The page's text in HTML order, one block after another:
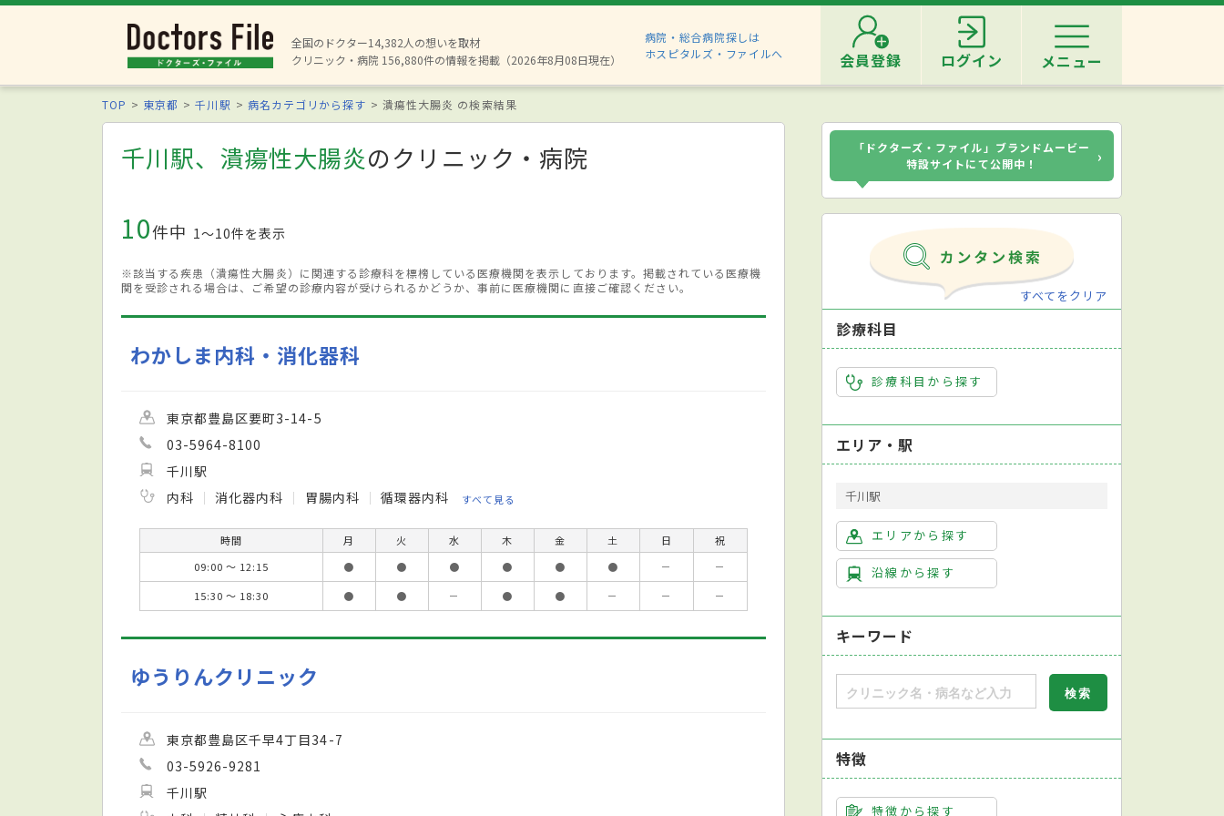
全国のドクター14,382人の想いを取材
クリニック・病院 156,880件の情報を掲載（2026年8月08日現在）
病院・総合病院探しは
ホスピタルズ・ファイルへ
会員登録 ログイン メニュー
TOP 東京都 千川駅 病名カテゴリから探す 潰瘍性大腸炎 の検索結果
千川駅、潰瘍性大腸炎のクリニック・病院
10件中 1〜10件を表示
※該当する疾患（潰瘍性大腸炎）に関連する診療科を標榜している医療機関を表示しております。掲載されている医療機
関を受診される場合は、ご希望の診療内容が受けられるかどうか、事前に医療機関に直接ご確認ください。
わかしま内科・消化器科
東京都豊島区要町3-14-5
03-5964-8100
千川駅
内科
消化器内科 胃腸内科 循環器内科 すべて見る
時間 月 火 水 木 金 土 日
祝
09:00 ～ 12:15
● ● ● ● ● ● －
－
15:30 ～ 18:30
● ● － ● ● － － －
ゆうりんクリニック
東京都豊島区千早4丁目34-7
03-5926-9281
千川駅
「ドクターズ・ファイル」ブランドムービー
特設サイトにて公開中！
›
すべてをクリア
診療科目
診療科目から探す
エリア・駅
千川駅
エリアから探す
沿線から探す
キーワード
特徴
特徴から探す